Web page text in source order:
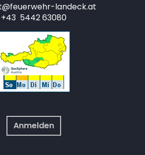
landeck.at
+43 5442 63080
Anmelden